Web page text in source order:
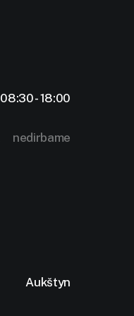
08:30 - 18:00
nedirbame
Aukštyn